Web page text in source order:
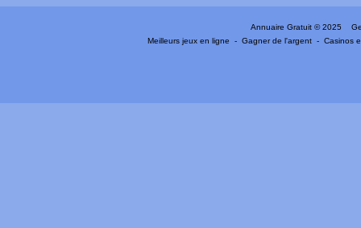
Annuaire Gratuit © 2025
Meilleurs jeux en ligne
-Gagner de l'argent -Casinos